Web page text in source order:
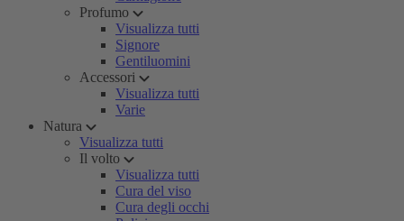
Profumo
Visualizza tutti
Signore
Gentiluomini
Accessori
Visualizza tutti
Varie
Natura
Visualizza tutti
Il volto
Visualizza tutti
Cura del viso
Cura degli occhi